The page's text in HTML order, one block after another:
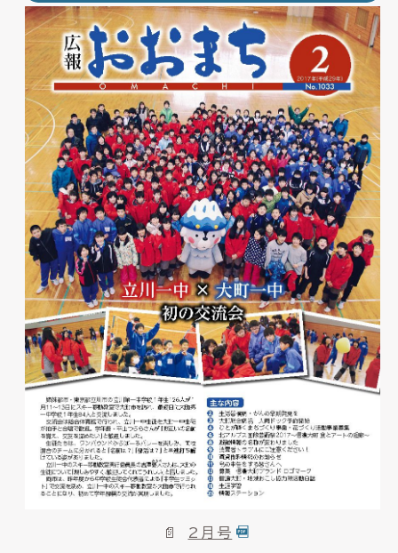
2月号